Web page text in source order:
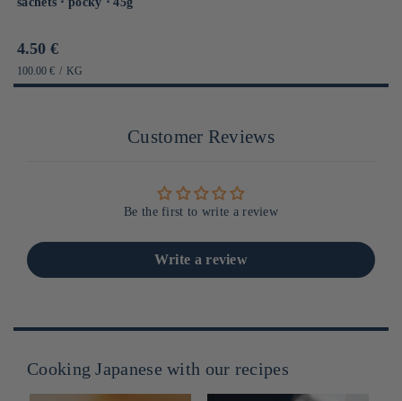
Prix
habituel
4.50 €
PRIX
UNITAIRE
100.00 € / PAR
KG
Customer Reviews
Be the first to write a review
Write a review
Cooking Japanese with our recipes